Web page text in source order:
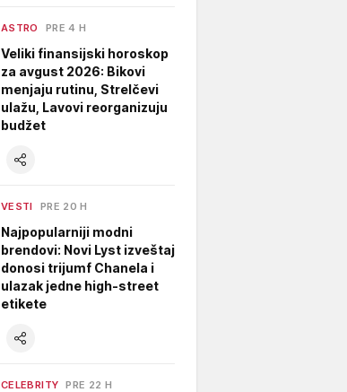
ASTRO PRE 4 H
Veliki finansijski horoskop
za avgust 2026: Bikovi
menjaju rutinu, Strelčevi
ulažu, Lavovi reorganizuju
budžet
VESTI PRE 20 H
Najpopularniji modni
brendovi: Novi Lyst izveštaj
donosi trijumf Chanela i
ulazak jedne high-street
etikete
CELEBRITY PRE 22 H